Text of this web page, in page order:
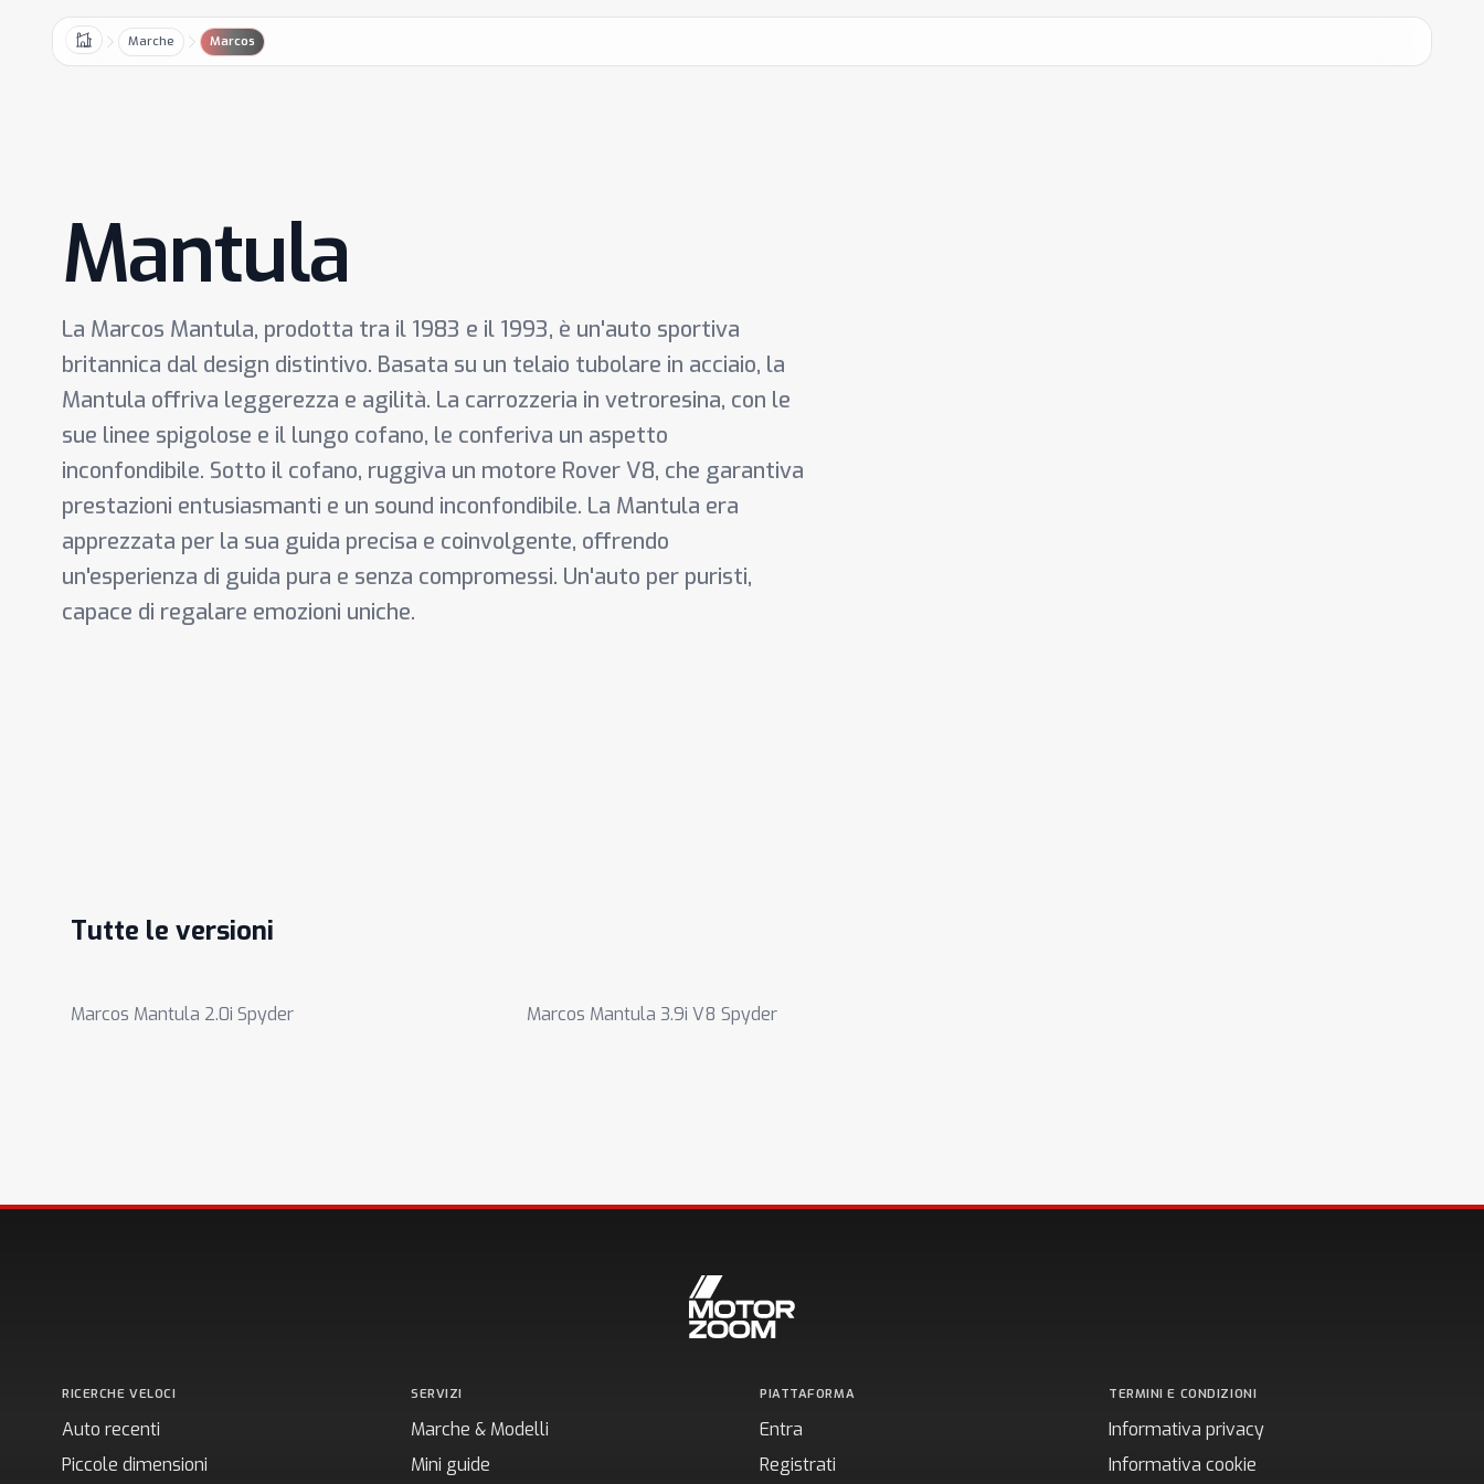
Home Marche Marcos
Mantula
La Marcos Mantula, prodotta tra il 1983 e il 1993, è un'auto sportiva
britannica dal design distintivo. Basata su un telaio tubolare in acciaio, la
Mantula offriva leggerezza e agilità. La carrozzeria in vetroresina, con le
sue linee spigolose e il lungo cofano, le conferiva un aspetto
inconfondibile. Sotto il cofano, ruggiva un motore Rover V8, che garantiva
prestazioni entusiasmanti e un sound inconfondibile. La Mantula era
apprezzata per la sua guida precisa e coinvolgente, offrendo
un'esperienza di guida pura e senza compromessi. Un'auto per puristi,
capace di regalare emozioni uniche.
Tutte le versioni
Marcos Mantula 2.0i Spyder Marcos Mantula 3.9i V8 Spyder
RICERCHE VELOCI
Auto recenti
Piccole dimensioni
SERVIZI
Marche & Modelli
Mini guide
PIATTAFORMA
Entra
Registrati
TERMINI E CONDIZIONI
Informativa privacy
Informativa cookie